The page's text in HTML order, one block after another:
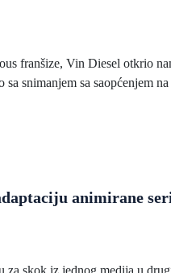
franšize, Vin Diesel otkrio
snimanjem sa saopćenjem na
animirane
za skok iz jednog medija u